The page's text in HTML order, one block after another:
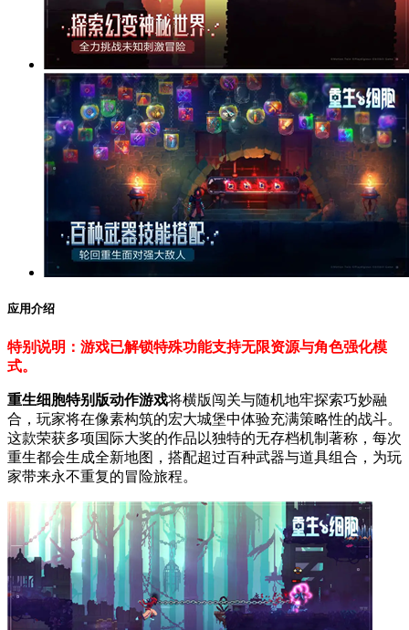
应用介绍
特别说明：游戏已解锁特殊功能支持无限资源与角色强化模
式。
重生细胞特别版动作游戏将横版闯关与随机地牢探索巧妙融
合，玩家将在像素构筑的宏大城堡中体验充满策略性的战斗。
这款荣获多项国际大奖的作品以独特的无存档机制著称，每次
重生都会生成全新地图，搭配超过百种武器与道具组合，为玩
家带来永不重复的冒险旅程。